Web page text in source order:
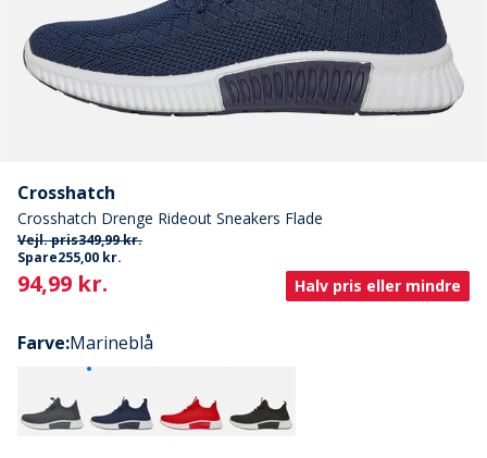
Crosshatch
Crosshatch Drenge Rideout Sneakers Flade
Vejl. pris349,99 kr.
Spare255,00 kr.
Current
94,99 kr. Halv pris eller mindre
Farve:Marineblå